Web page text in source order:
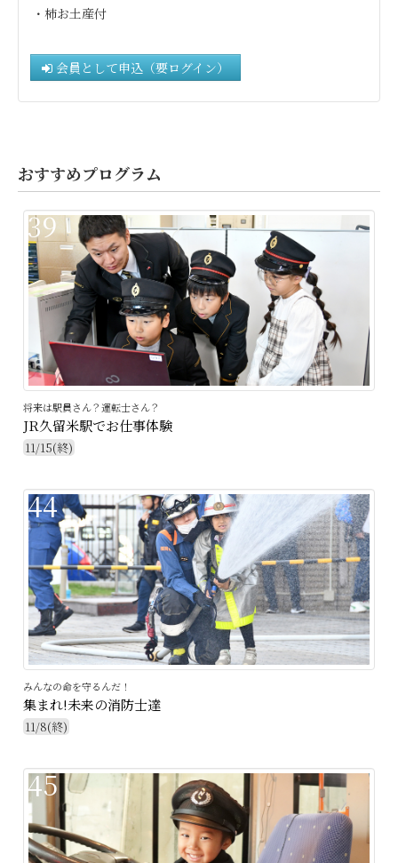
・柿お土産付
会員として申込（要ログイン）
おすすめプログラム
39
将来は駅員さん？運転士さん？
JR久留米駅でお仕事体験
11/15(終)
44
みんなの命を守るんだ！
集まれ!未来の消防士達
11/8(終)
45